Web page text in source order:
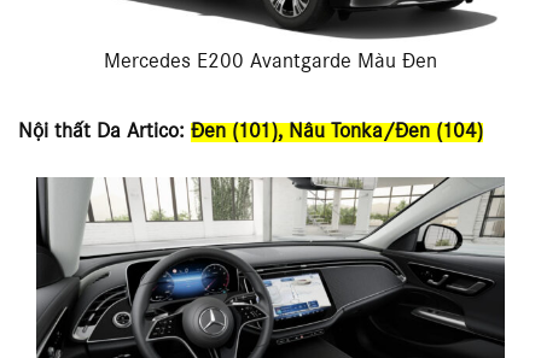
Mercedes E200 Avantgarde Màu Đen
Nội thất Da Artico: Đen (101), Nâu Tonka/Đen (104)